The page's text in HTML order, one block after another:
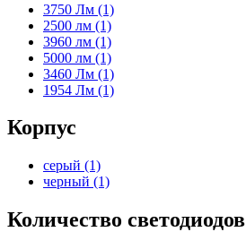
3750 Лм (1)
2500 лм (1)
3960 лм (1)
5000 лм (1)
3460 Лм (1)
1954 Лм (1)
Корпус
серый (1)
черный (1)
Количество светодиодов